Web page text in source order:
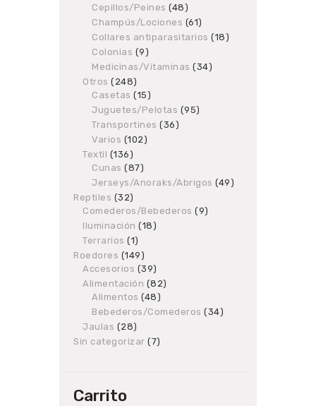
products
Cepillos/Peines 4848
products
Champús/Lociones 6161
products
Collares antiparasitarios 1818
Colonias 99
products
Medicinas/Vitaminas 3434
Otros 248248
products
Casetas 1515
products
Juguetes/Pelotas 9595
Transportines 3636
Varios 102102
Textil 136136
products
Cunas 8787
products
Jerseys/Anoraks/Abrigos 4949
Reptiles 3232
products
Comederos/Bebederos 99
Iluminación 1818
Terrarios 11
product
Roedores 149149
products
Accesorios 3939
products
Alimentación 8282
Alimentos 4848
products
Bebederos/Comederos 3434
Jaulas 2828
products
Sin categorizar 77
Carrito